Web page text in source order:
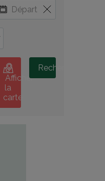
Afficher
la
carte
Rechercher